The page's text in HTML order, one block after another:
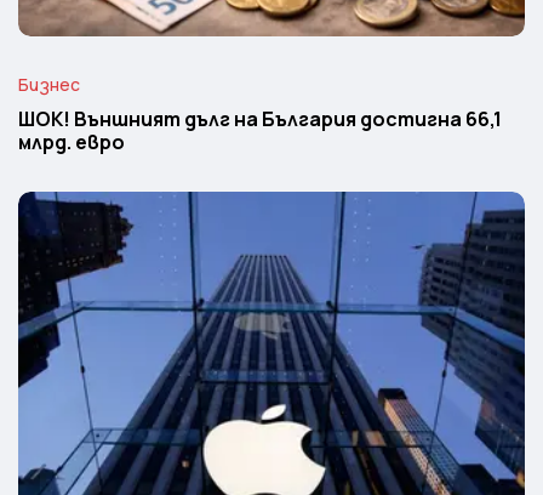
Бизнес
ШОК! Външният дълг на България достигна 66,1
млрд. евро